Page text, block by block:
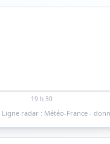
19 h 30
Ligne radar : Météo-France -